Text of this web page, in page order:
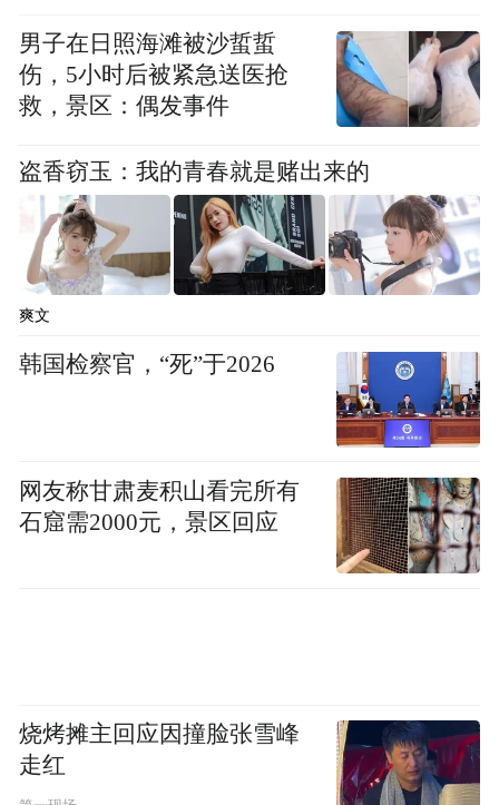
码头
游船运营时间：夏日季节限定，每日7:30-
龙舌嘴荷塘：曲水寻荷，采莲野趣
地深处，是独一份的小众赏荷地。乘坐西溪
特色摇橹船穿行莲叶之间，船桨轻划水面，
惊起层层涟漪，伸手便可触碰盛放荷花，沉
男子在日照海滩被沙蜇蜇
伤，5小时后被紧急送医抢
救，景区：偶发事件
盗香窃玉：我的青春就是赌出来的
爽文
韩国检察官，“死”于2026
网友称甘肃麦积山看完所有
石窟需2000元，景区回应
烧烤摊主回应因撞脸张雪峰
走红